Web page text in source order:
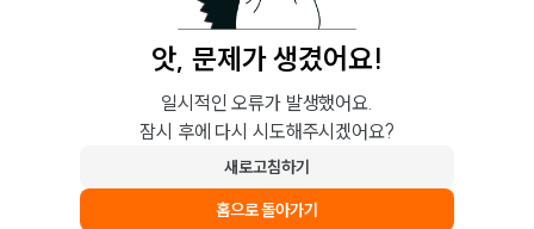
앗, 문제가 생겼어요!
일시적인 오류가 발생했어요.
잠시 후에 다시 시도해주시겠어요?
새로고침하기
홈으로 돌아가기